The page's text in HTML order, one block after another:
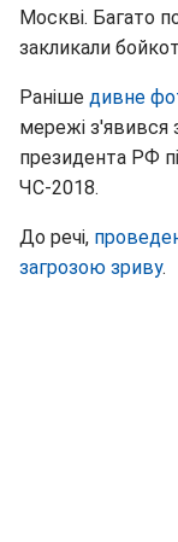
Москві. Багато
закликали
Раніше дивне
мережі з'явився
президента РФ
ЧС-2018.
До речі,
загрозою зриву.